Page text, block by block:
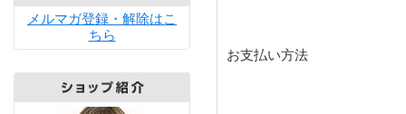
メルマガ登録・解除はこ
ちら
お支払い方法